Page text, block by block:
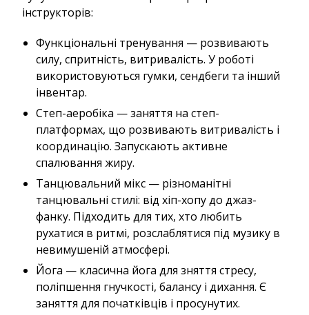
інструкторів:
Функціональні тренування — розвивають
силу, спритність, витривалість. У роботі
використовуються гумки, сендбеги та інший
інвентар.
Степ-аеробіка — заняття на степ-
платформах, що розвивають витривалість і
координацію. Запускають активне
спалювання жиру.
Танцювальний мікс — різноманітні
танцювальні стилі: від хіп-хопу до джаз-
фанку. Підходить для тих, хто любить
рухатися в ритмі, розслаблятися під музику в
невимушеній атмосфері.
Йога — класична йога для зняття стресу,
поліпшення гнучкості, балансу і дихання. Є
заняття для початківців і просунутих.